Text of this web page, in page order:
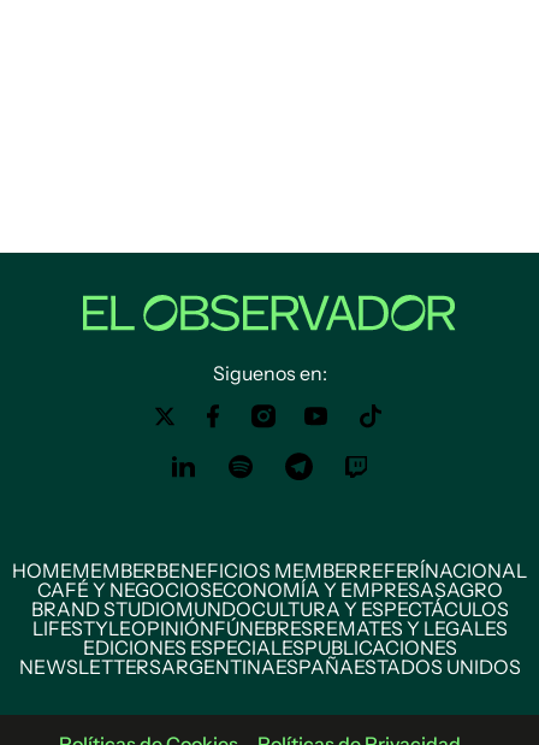
Siguenos en:
HOMEMEMBERBENEFICIOS MEMBERREFERÍNACIONAL
CAFÉ Y NEGOCIOSECONOMÍA Y EMPRESASAGRO
BRAND STUDIOMUNDOCULTURA Y ESPECTÁCULOS
LIFESTYLEOPINIÓNFÚNEBRESREMATES Y LEGALES
EDICIONES ESPECIALESPUBLICACIONES
NEWSLETTERSARGENTINAESPAÑAESTADOS UNIDOS